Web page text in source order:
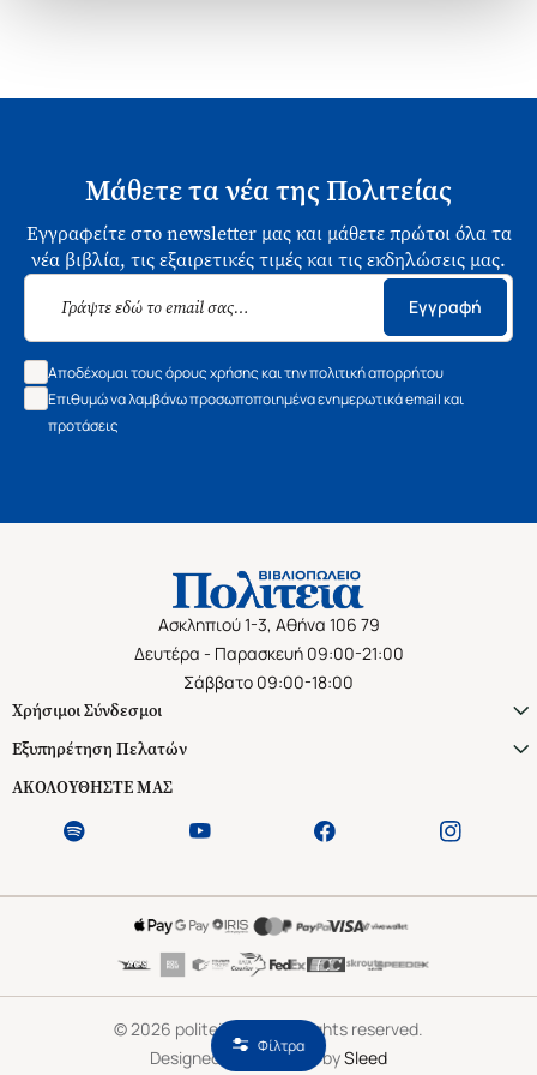
Φίλτρα
Μάθετε τα νέα της Πολιτείας
Εγγραφείτε στο newsletter μας και μάθετε πρώτοι όλα τα
νέα βιβλία, τις εξαιρετικές τιμές και τις εκδηλώσεις μας.
Εγγραφή
Αποδέχομαι τους όρους χρήσης και την πολιτική απορρήτου
Επιθυμώ να λαμβάνω προσωποποιημένα ενημερωτικά email και
προτάσεις
Ασκληπιού 1-3, Αθήνα 106 79
Δευτέρα - Παρασκευή 09:00-21:00
Σάββατο 09:00-18:00
Χρήσιμοι Σύνδεσμοι
Εξυπηρέτηση Πελατών
ΑΚΟΛΟΥΘΗΣΤΕ ΜΑΣ
© 2026 politeianet.gr All rights reserved.
Designed & Developed bySleed